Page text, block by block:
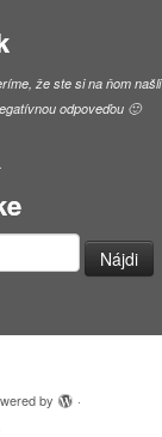
že ste si na ňom našli
odpoveďou 🙂
by
·